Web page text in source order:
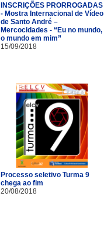
INSCRIÇÕES PRORROGADAS
- Mostra Internacional de Vídeo
de Santo André –
Mercocidades - “Eu no mundo,
o mundo em mim”
15/09/2018
Processo seletivo Turma 9
chega ao fim
20/08/2018